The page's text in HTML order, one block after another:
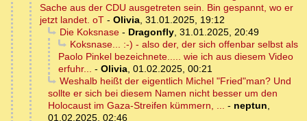
Sache aus der CDU ausgetreten sein. Bin gespannt, wo er
jetzt landet. oT - Olivia, 31.01.2025, 19:12
Die Koksnase- Dragonfly, 31.01.2025, 20:49
Koksnase... :-) - also der, der sich offenbar selbst als
Paolo Pinkel bezeichnete..... wie ich aus diesem Video
erfuhr... - Olivia, 01.02.2025, 00:21
Weshalb heißt der eigentlich Michel "Fried"man? Und
sollte er sich bei diesem Namen nicht besser um den
Holocaust im Gaza-Streifen kümmern, ... - neptun,
01.02.2025, 02:46